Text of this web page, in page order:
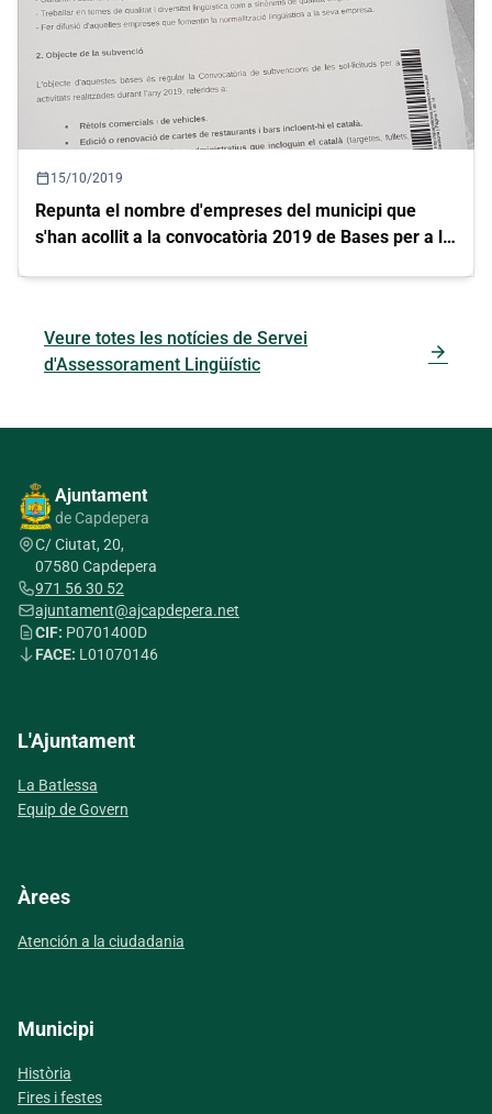
calendar_today15/10/2019
Repunta el nombre d'empreses del municipi que
s'han acollit a la convocatòria 2019 de Bases per a la
Veure totes les notícies de Servei
d'Assessorament Lingüístic
arrow_forward
Ajuntament
de Capdepera
C/ Ciutat, 20,
07580 Capdepera
971 56 30 52
ajuntament@ajcapdepera.net
CIF: P0701400D
FACE: L01070146
L'Ajuntament
La Batlessa
Equip de Govern
Àrees
Atención a la ciudadania
Municipi
Història
Fires i festes